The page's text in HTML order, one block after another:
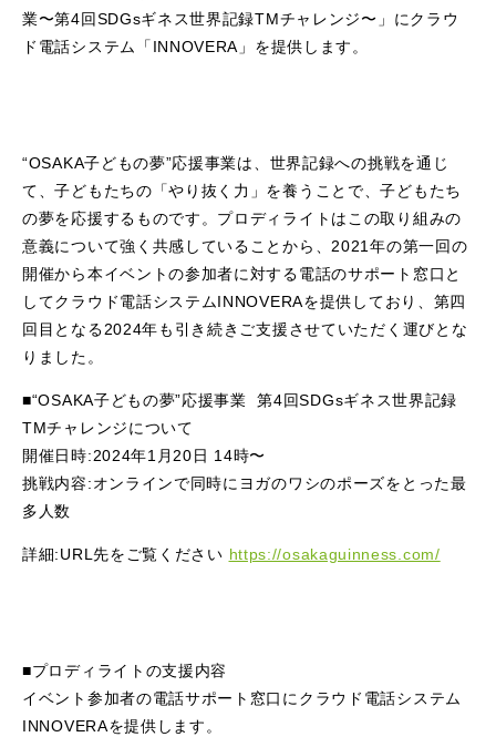
業〜第4回SDGsギネス世界記録TMチャレンジ〜」にクラウ
ド電話システム「INNOVERA」を提供します。
“OSAKA子どもの夢”応援事業は、世界記録への挑戦を通じ
て、子どもたちの「やり抜く力」を養うことで、子どもたち
の夢を応援するものです。プロディライトはこの取り組みの
意義について強く共感していることから、2021年の第一回の
開催から本イベントの参加者に対する電話のサポート窓口と
してクラウド電話システムINNOVERAを提供しており、第四
回目となる2024年も引き続きご支援させていただく運びとな
りました。
■“OSAKA子どもの夢”応援事業 第4回SDGsギネス世界記録
TMチャレンジについて
開催日時:2024年1月20日 14時〜
挑戦内容:オンラインで同時にヨガのワシのポーズをとった最
多人数
詳細:URL先をご覧ください https://osakaguinness.com/
■プロディライトの支援内容
イベント参加者の電話サポート窓口にクラウド電話システム
INNOVERAを提供します。